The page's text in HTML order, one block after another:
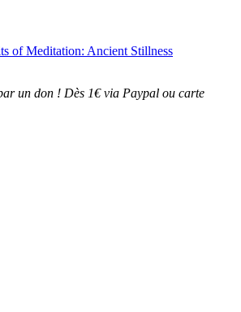
of Meditation: Ancient Stillness
un don ! Dès 1€ via Paypal ou carte